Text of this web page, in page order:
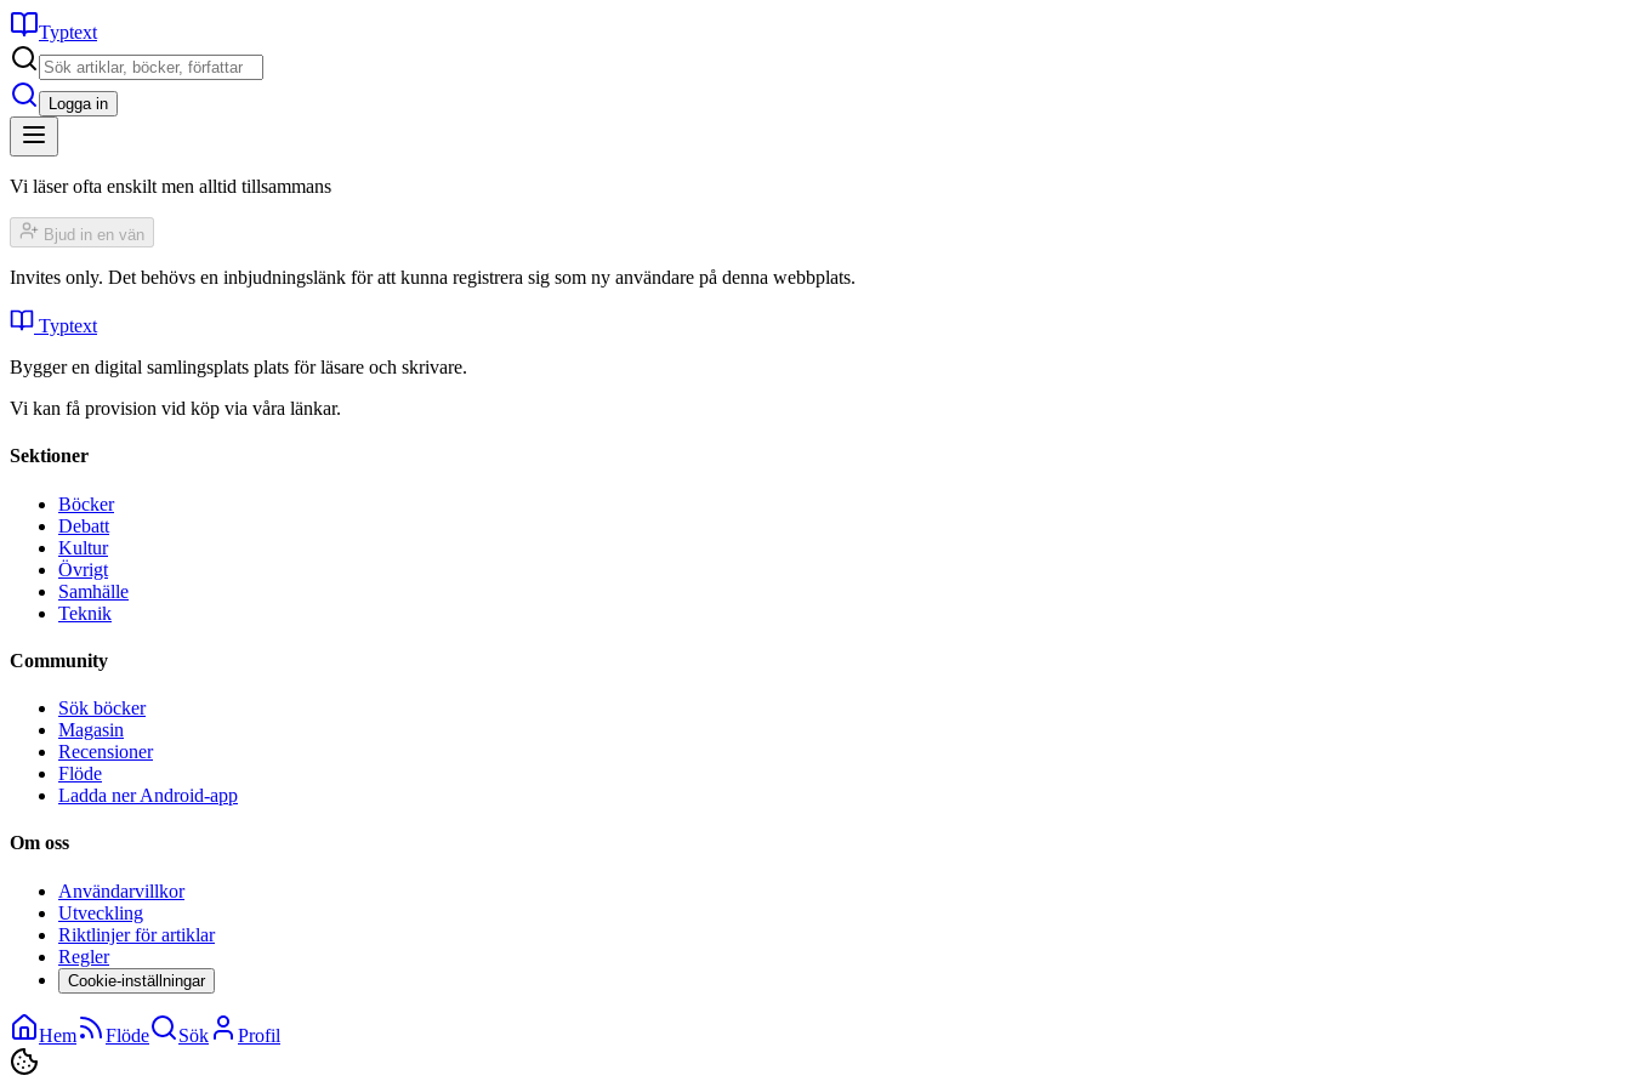
Typtext
Logga in
Vi läser ofta enskilt men alltid tillsammans
Bjud in en vän
Invites only. Det behövs en inbjudningslänk för att kunna registrera sig som ny användare på denna webbplats.
Typtext
Bygger en digital samlingsplats plats för läsare och skrivare.
Vi kan få provision vid köp via våra länkar.
Sektioner
Böcker
Debatt
Kultur
Övrigt
Samhälle
Teknik
Community
Sök böcker
Magasin
Recensioner
Flöde
Ladda ner Android-app
Om oss
Användarvillkor
Utveckling
Riktlinjer för artiklar
Regler
Cookie-inställningar
Hem Flöde Sök Profil